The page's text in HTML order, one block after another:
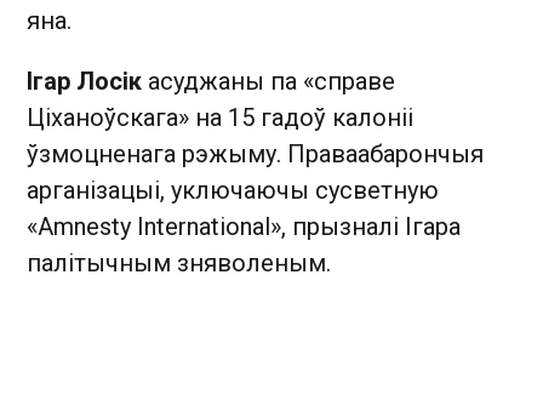
яна.
Ігар Лосік асуджаны па «справе
Ціханоўскага» на 15 гадоў калоніі
ўзмоцненага рэжыму. Праваабарончыя
арганізацыі, уключаючы сусветную
«Amnesty International», прызналі Ігара
палітычным зняволеным.